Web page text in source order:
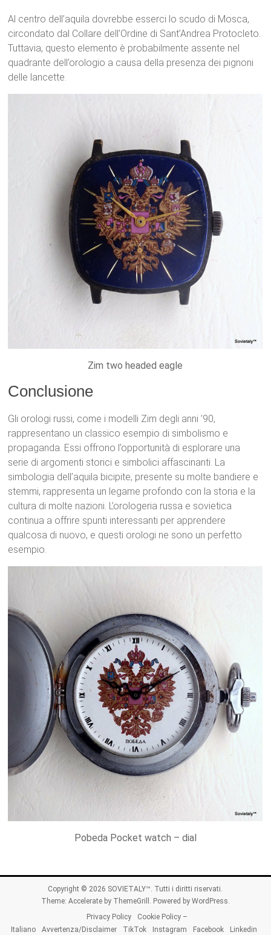
Al centro dell’aquila dovrebbe esserci lo scudo di Mosca,
circondato dal Collare dell’Ordine di Sant’Andrea Protocleto.
Tuttavia, questo elemento è probabilmente assente nel
quadrante dell’orologio a causa della presenza dei pignoni
delle lancette.
Zim two headed eagle
Conclusione
Gli orologi russi, come i modelli Zim degli anni ’90,
rappresentano un classico esempio di simbolismo e
propaganda. Essi offrono l’opportunità di esplorare una
serie di argomenti storici e simbolici affascinanti. La
simbologia dell’aquila bicipite, presente su molte bandiere e
stemmi, rappresenta un legame profondo con la storia e la
cultura di molte nazioni. L’orologeria russa e sovietica
continua a offrire spunti interessanti per apprendere
qualcosa di nuovo, e questi orologi ne sono un perfetto
esempio.
Pobeda Pocket watch – dial
Copyright © 2026 SOVIETALY™. Tutti i diritti riservati.
Theme: Accelerateby ThemeGrill. Powered by WordPress.
Privacy Policy
Cookie Policy –
Italiano
Avvertenza/Disclaimer TikTok Instagram Facebook Linkedin